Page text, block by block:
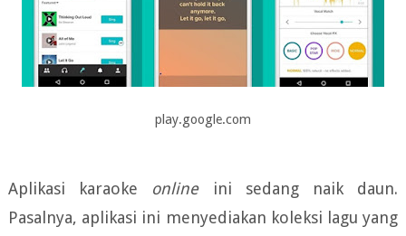
play.google.com
Aplikasi karaoke onlineini sedang naik daun.
Pasalnya, aplikasi ini menyediakan koleksi lagu yang